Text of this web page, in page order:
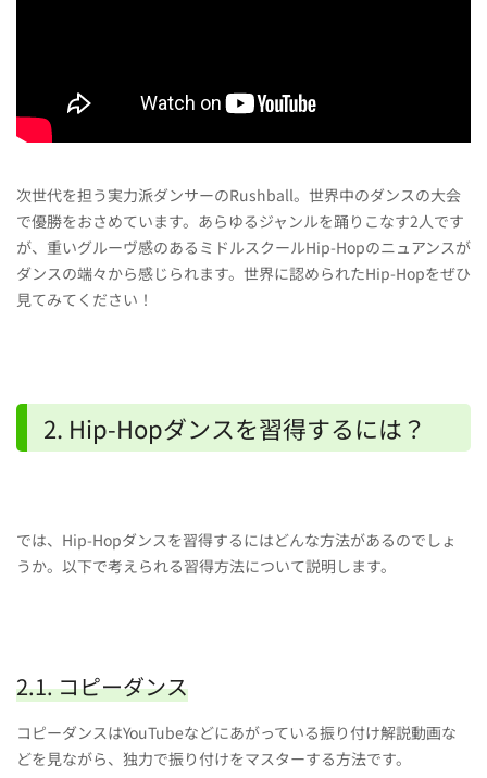
次世代を担う実力派ダンサーのRushball。世界中のダンスの大会
で優勝をおさめています。あらゆるジャンルを踊りこなす2人です
が、重いグルーヴ感のあるミドルスクールHip-Hopのニュアンスが
ダンスの端々から感じられます。世界に認められたHip-Hopをぜひ
見てみてください！
2. Hip-Hopダンスを習得するには？
では、Hip-Hopダンスを習得するにはどんな方法があるのでしょ
うか。以下で考えられる習得方法について説明します。
2.1. コピーダンス
コピーダンスはYouTubeなどにあがっている振り付け解説動画な
どを見ながら、独力で振り付けをマスターする方法です。